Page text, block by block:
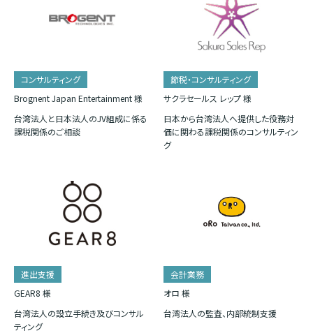
コンサルティング
Brognent Japan Entertainment 様
台湾法人と日本法人のJV組成に係る
課税関係のご相談
節税・コンサルティング
サクラセールス レップ 様
日本から台湾法人へ提供した役務対
価に関わる課税関係のコンサルティン
グ
進出支援
GEAR8 様
台湾法人の設立手続き及びコンサル
ティング
会計業務
オロ 様
台湾法人の監査、内部統制支援